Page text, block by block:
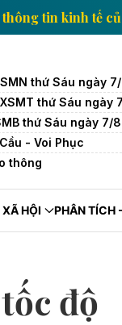
Trang thông
thứ Sáu ngày
thứ Sáu ngày
thứ Sáu ngày 7/8
- Voi Phục
thông
HỘI PHÂN TÍCH
độ